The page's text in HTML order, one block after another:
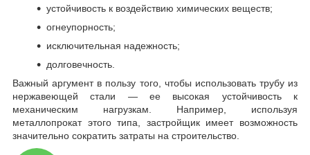
устойчивость к воздействию химических веществ;
огнеупорность;
исключительная надежность;
долговечность.
Важный аргумент в пользу того, чтобы использовать трубу из
нержавеющей стали — ее высокая устойчивость к
механическим нагрузкам. Например, используя
металлопрокат этого типа, застройщик имеет возможность
значительно сократить затраты на строительство.